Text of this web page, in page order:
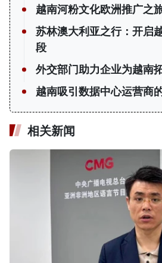
越南河粉文化欧洲推广之
苏林澳大利亚之行：开启
段
外交部门助力企业为越南
越南吸引数据中心运营商
相关新闻